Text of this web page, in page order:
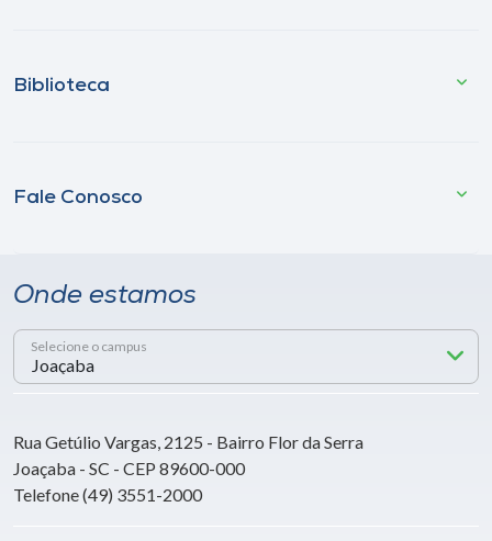
Biblioteca
Fale Conosco
Onde estamos
Selecione o campus
Rua Getúlio Vargas, 2125 - Bairro Flor da Serra
Joaçaba - SC - CEP 89600-000
Telefone (49) 3551-2000